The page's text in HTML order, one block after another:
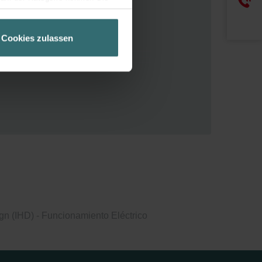
Informationen
über einen Link in der
Cookies zulassen
o controla todo